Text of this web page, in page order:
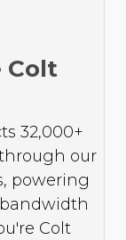
Colt
32,000+
our
powering
Colt